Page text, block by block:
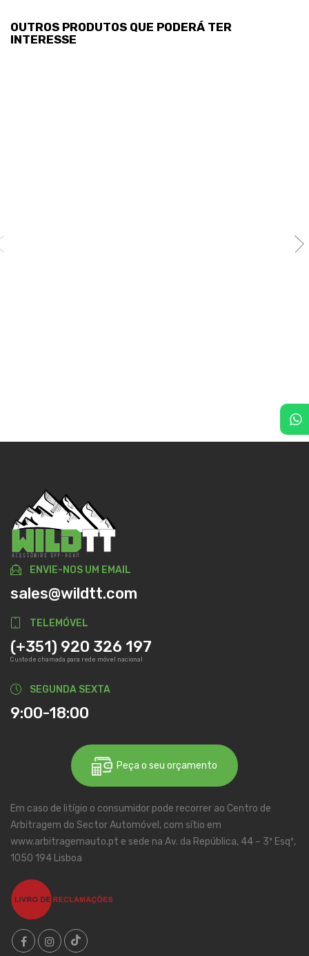
OUTROS PRODUTOS QUE PODERÁ TER
INTERESSE
ENVIE-NOS UM EMAIL
sales@wildtt.com
TELEMÓVEL
(+351) 920 326 197
Custo de chamada para rede móvel nacional
SEGUNDA SEXTA
9:00-18:00
Peça o seu orçamento
Em caso de litígio o consumidor pode recorrer ao Centro de
Arbitragem do Sector Automóvel, com sítio em
www.arbitragemauto.pt e sede na Av. da República, 44 – 3º Esqº,
1050 194 Lisboa